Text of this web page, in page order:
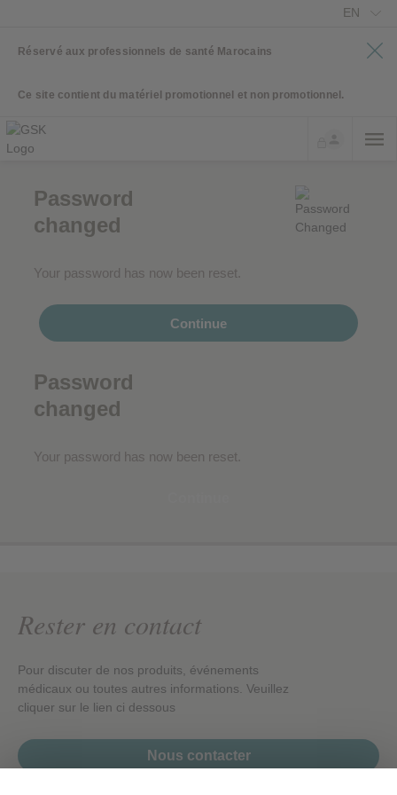
EN
Réservé aux professionnels de santé Marocains
Ce site contient du matériel promotionnel et non promotionnel.
Password
changed
Your password has now been reset.
Continue
Password
changed
Your password has now been reset.
Rester en contact
Pour discuter de nos produits, événements
médicaux ou toutes autres informations. Veuillez
cliquer sur le lien ci dessous
Nous contacter